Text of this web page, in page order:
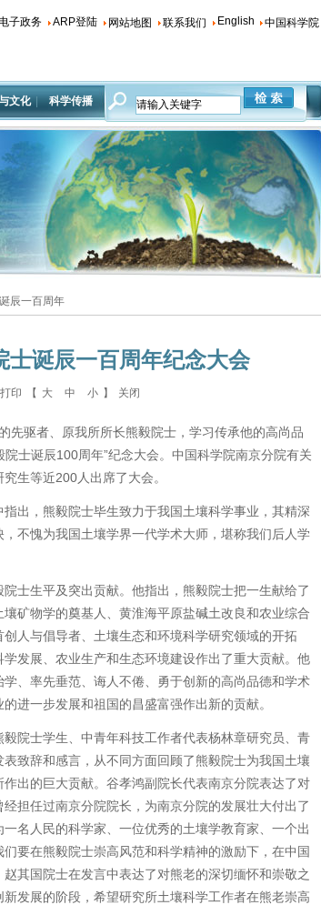
子政务 ARP登陆 网站地图 联系我们 English 中国科学院
文化 | 科学传播
辰一百周年
诞辰一百周年纪念大会
打印 【 大 中 小 】 关闭
先驱者、原我所所长熊毅院士，学习传承他的高尚品
士诞辰100周年”纪念大会。中国科学院南京分院有关
生等近200人出席了大会。
出，熊毅院士毕生致力于我国土壤科学事业，其精深
不愧为我国土壤学界一代学术大师，堪称我们后人学
士生平及突出贡献。他指出，熊毅院士把一生献给了
矿物学的奠基人、黄淮海平原盐碱土改良和农业综合
人与倡导者、土壤生态和环境科学研究领域的开拓
发展、农业生产和生态环境建设作出了重大贡献。他
、率先垂范、诲人不倦、勇于创新的高尚品德和学术
进一步发展和祖国的昌盛富强作出新的贡献。
院士学生、中青年科技工作者代表杨林章研究员、青
致辞和感言，从不同方面回顾了熊毅院士为我国土壤
出的巨大贡献。谷孝鸿副院长代表南京分院表达了对
担任过南京分院院长，为南京分院的发展壮大付出了
名人民的科学家、一位优秀的土壤学教育家、一个出
要在熊毅院士崇高风范和科学精神的激励下，在中国
其国院士在发言中表达了对熊老的深切缅怀和崇敬之
发展的阶段，希望研究所土壤科学工作者在熊老崇高